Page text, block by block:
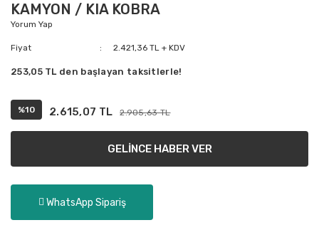
KAMYON / KIA KOBRA
Yorum Yap
Fiyat 2.421,36 TL + KDV
253,05 TL den başlayan taksitlerle!
%10 2.615,07 TL 2.905,63 TL
GELİNCE HABER VER
WhatsApp Sipariş